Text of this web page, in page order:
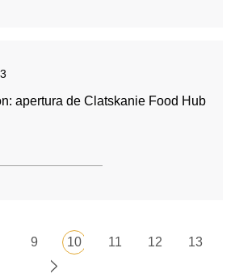
apertura de Clatskanie Food Hub
9 10 11 12 13